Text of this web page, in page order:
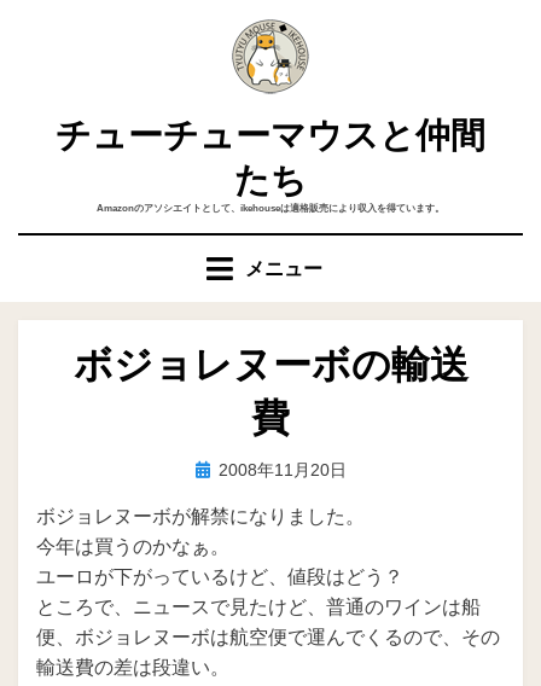
チューチューマウスと仲間
たち
Amazonのアソシエイトとして、ikehouseは適格販売により収入を得ています。
メニュー
ボジョレヌーボの輸送
費
投稿者ike
投
日:
2008年11月20日
ボジョレヌーボが解禁になりました。
今年は買うのかなぁ。
ユーロが下がっているけど、値段はどう？
ところで、ニュースで見たけど、普通のワインは船
便、ボジョレヌーボは航空便で運んでくるので、その
輸送費の差は段違い。